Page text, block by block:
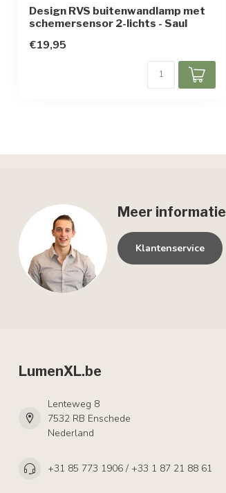
Design RVS buitenwandlamp met
schemersensor 2-lichts - Saul
€19,95
Meer informatie
Klantenservice
LumenXL.be
Lenteweg 8
7532 RB Enschede
Nederland
+31 85 773 1906 / +33 1 87 21 88 61